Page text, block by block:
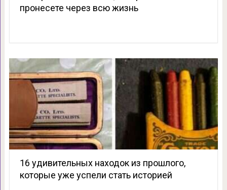
пронесете через всю жизнь
16 удивительных находок из прошлого,
которые уже успели стать историей